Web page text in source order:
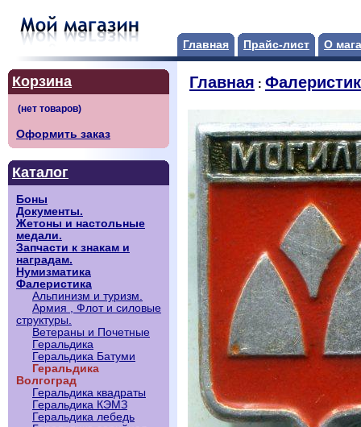
Главная Прайс-лист О
Корзина
Оформить заказ
Каталог
Боны
Документы.
Жетоны и настольные
медали.
Запчасти к знакам и
наградам.
Нумизматика
Фалеристика
Альпинизм и туризм.
Армия , Флот и силовые
структуры.
Ветераны и Почетные
Геральдика
Геральдика Батуми
Геральдика
Волгоград
Геральдика квадраты
Геральдика КЭМЗ
Геральдика лебедь
Главная :